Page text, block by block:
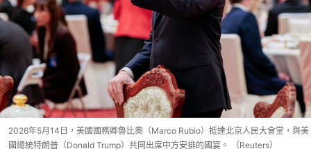
2026年5月14日，美國國務卿魯比奧（Marco Rubio）抵達北京人民大會堂，與美
國總統特朗普（Donald Trump）共同出席中方安排的國宴。 （Reuters）